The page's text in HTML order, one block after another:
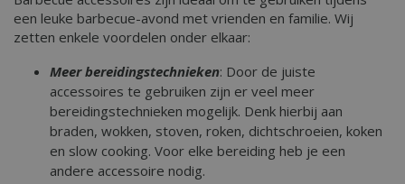
een leuke barbecue-avond met vrienden en familie. Wij
zetten enkele voordelen onder elkaar:
Meer bereidingstechnieken: Door de juiste
accessoires te gebruiken zijn er veel meer
bereidingstechnieken mogelijk. Denk hierbij aan
braden, wokken, stoven, roken, dichtschroeien, koken
en slow cooking. Voor elke bereiding heb je een
andere accessoire nodig.